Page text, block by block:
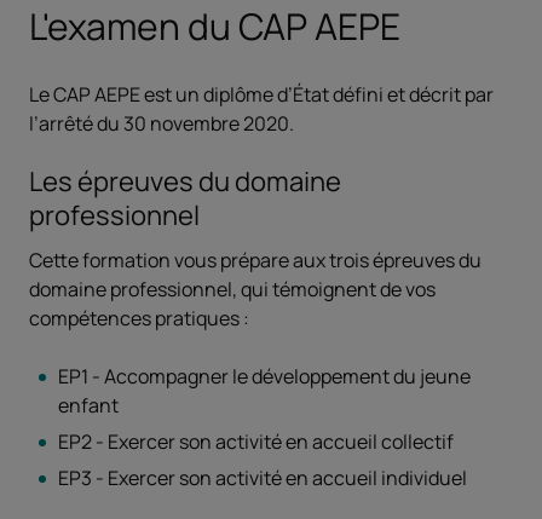
L'examen du CAP AEPE
Le CAP AEPE est un diplôme d’État défini et décrit par
l’arrêté du 30 novembre 2020.
Les épreuves du domaine
professionnel
Cette formation vous prépare aux trois épreuves du
domaine professionnel, qui témoignent de vos
compétences pratiques :
EP1 - Accompagner le développement du jeune
enfant
EP2 - Exercer son activité en accueil collectif
EP3 - Exercer son activité en accueil individuel